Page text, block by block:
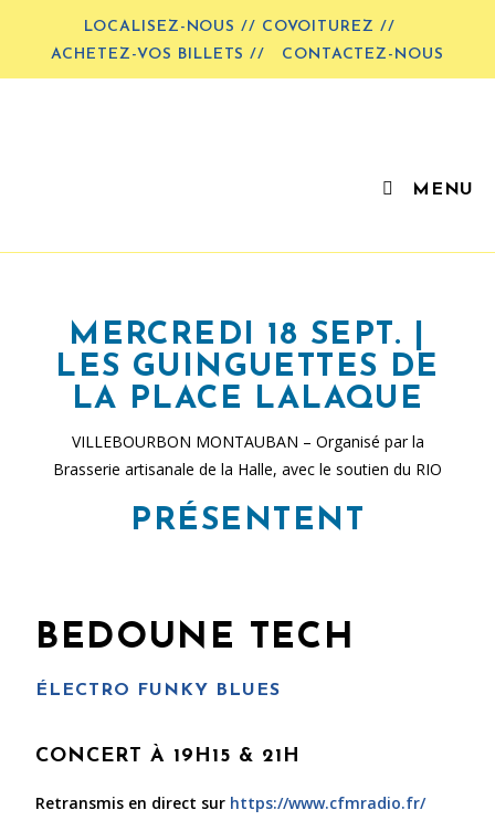
LOCALISEZ-NOUS // COVOITUREZ //
ACHETEZ-VOS BILLETS //
CONTACTEZ-NOUS
MENU
MERCREDI 18 SEPT. |
LES GUINGUETTES DE
LA PLACE LALAQUE
VILLEBOURBON MONTAUBAN – Organisé par la
Brasserie artisanale de la Halle, avec le soutien du RIO
PRÉSENTENT
BEDOUNE TECH
ÉLECTRO FUNKY BLUES
CONCERT À 19H15 & 21H
Retransmis en direct sur https://www.cfmradio.fr/